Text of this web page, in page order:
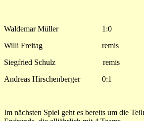
Waldemar Müller 1:0
Willi Freitag remis
Siegfried Schulz remis
Andreas Hirschenberger 0:1
Im nächsten Spiel geht es bereits um die